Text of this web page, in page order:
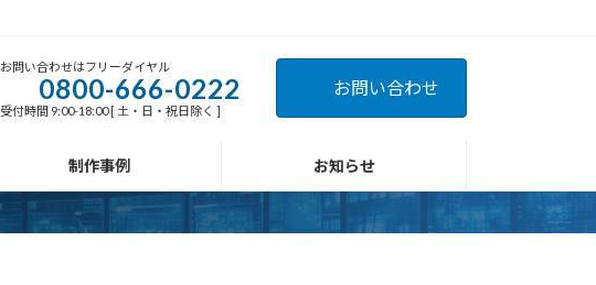
お問い合わせはフリーダイヤル
0800-666-0222
受付時間 9:00-18:00 [ 土・日・祝日除く ]
お問い合わせ
制作事例 お知らせ